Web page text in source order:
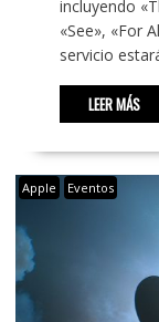
incluyendo
«See», «For
servicio
LEER MÁS
Apple Eventos